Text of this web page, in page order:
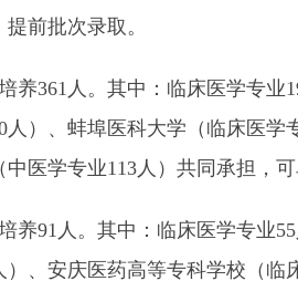
前批次录取。
361人。其中：临床医学专业
人）、蚌埠医科大学（临床医
医学专业113人）共同承担，
91人。其中：临床医学专业55
）、安庆医药高等专科学校（